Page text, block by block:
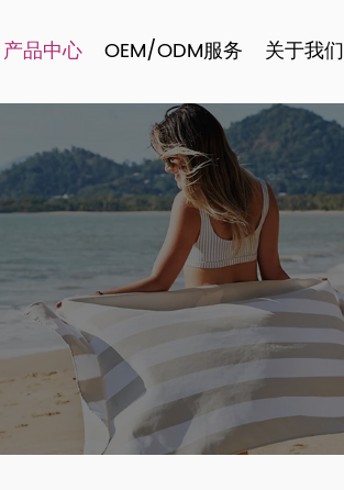
产品中心 OEM/ODM服务 关于我们